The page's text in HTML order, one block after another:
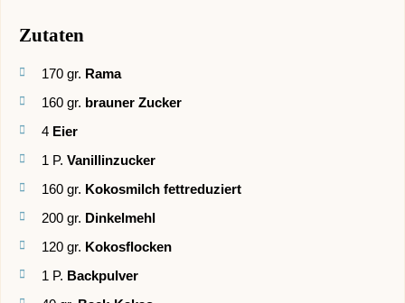
Zutaten
170 gr. Rama
160 gr. brauner Zucker
4 Eier
1 P. Vanillinzucker
160 gr. Kokosmilch fettreduziert
200 gr. Dinkelmehl
120 gr. Kokosflocken
1 P. Backpulver